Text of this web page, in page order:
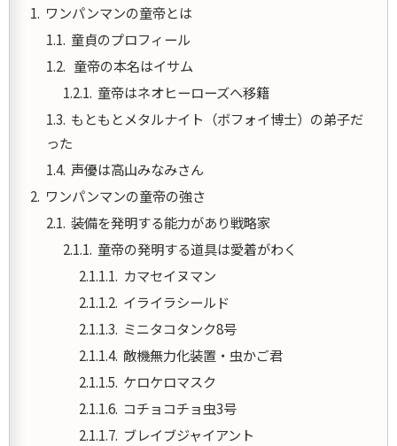
ワンパンマンの童帝とは
童貞のプロフィール
童帝の本名はイサム
童帝はネオヒーローズへ移籍
もともとメタルナイト（ボフォイ博士）の弟子だ
った
声優は高山みなみさん
ワンパンマンの童帝の強さ
装備を発明する能力があり戦略家
童帝の発明する道具は愛着がわく
カマセイヌマン
イライラシールド
ミニタコタンク8号
敵機無力化装置・虫かご君
ケロケロマスク
コチョコチョ虫3号
ブレイブジャイアント